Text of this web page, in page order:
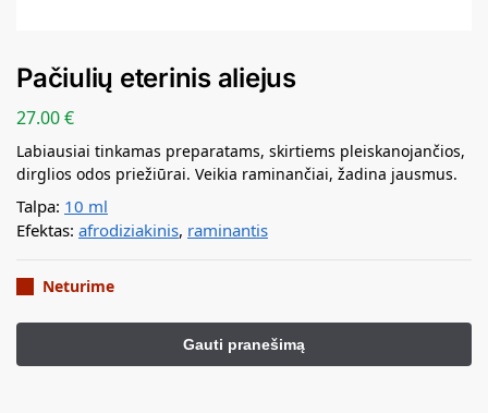
Pačiulių eterinis aliejus
27.00€
Labiausiai tinkamas preparatams, skirtiems pleiskanojančios,
dirglios odos priežiūrai. Veikia raminančiai, žadina jausmus.
Talpa: 10 ml
Efektas: afrodiziakinis, raminantis
Neturime